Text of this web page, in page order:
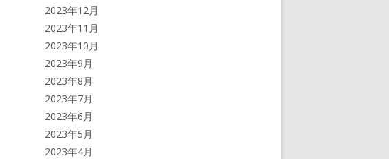
2023年12月
2023年11月
2023年10月
2023年9月
2023年8月
2023年7月
2023年6月
2023年5月
2023年4月